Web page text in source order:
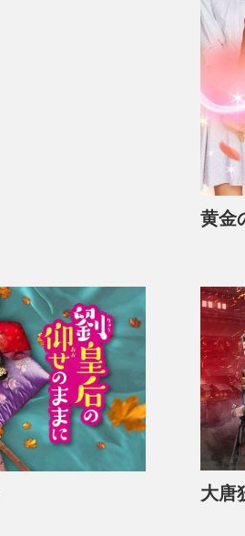
黄金
大唐